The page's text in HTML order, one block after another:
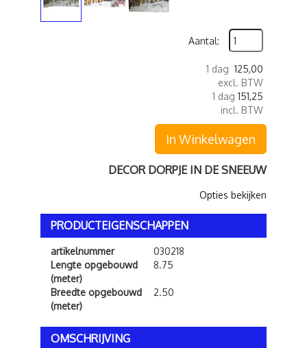
Aantal:
1 dag 125,00
excl. BTW
1 dag 151,25
incl. BTW
In Winkelwagen
DECOR DORPJE IN DE SNEEUW
Opties bekijken
PRODUCTEIGENSCHAPPEN
artikelnummer
030218
Lengte opgebouwd
(meter)
8.75
Breedte opgebouwd
(meter)
2.50
OMSCHRIJVING